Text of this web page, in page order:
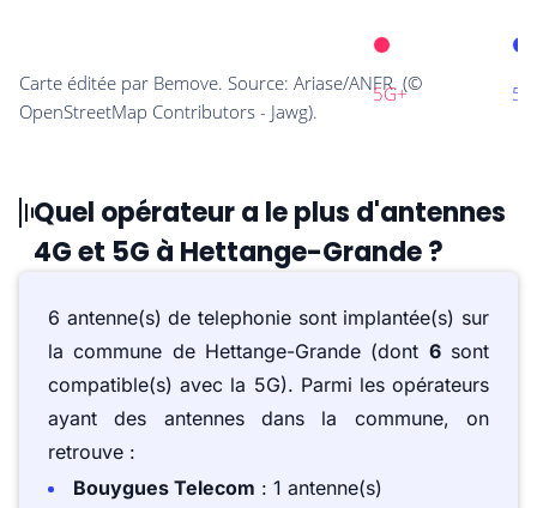
Quel opérateur a le plus d'antennes
4G et 5G à Hettange-Grande ?
6 antenne(s) de telephonie sont implantée(s) sur
la commune de Hettange-Grande (dont 6sont
compatible(s) avec la 5G). Parmi les opérateurs
ayant des antennes dans la commune, on
retrouve :
Bouygues Telecom : 1 antenne(s)